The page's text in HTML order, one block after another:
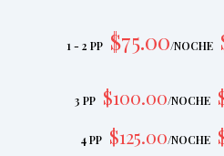
1 - 2 PP $75.00/NOCHE
3 PP $100.00/NOCHE
4 PP $125.00/NOCHE